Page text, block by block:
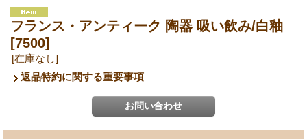
フランス・アンティーク 陶器 吸い飲み/白釉
[7500]
[在庫なし]
返品特約に関する重要事項